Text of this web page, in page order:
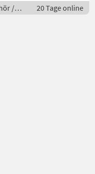
/
20 Tage online